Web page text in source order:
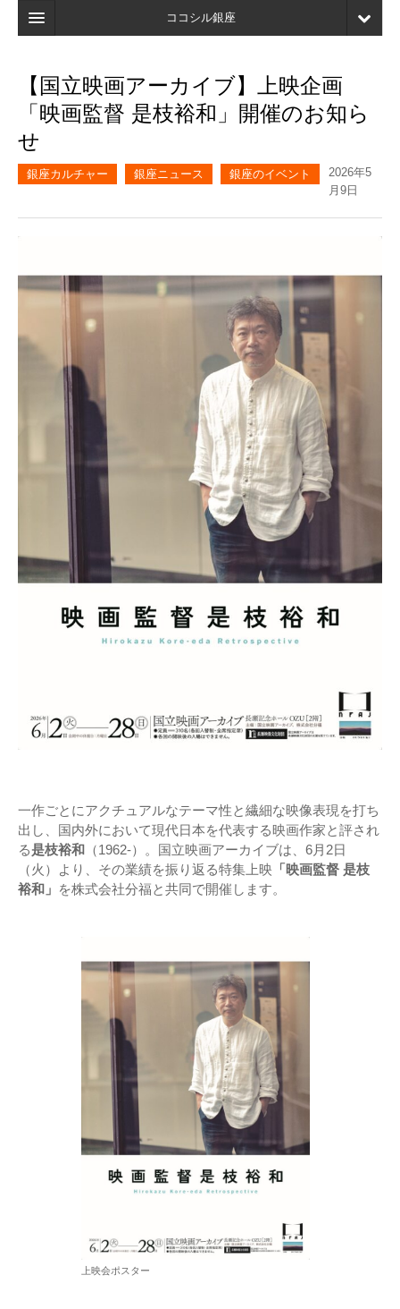
ココシル銀座
検索
店舗・施設最新情報
口コミ
【国立映画アーカイブ】上映企画
「映画監督 是枝裕和」開催のお知ら
せ
銀座カルチャー 銀座ニュース 銀座のイベント
2026年5
月9日
一作ごとにアクチュアルなテーマ性と繊細な映像表現を打ち
出し、国内外において現代日本を代表する映画作家と評され
る是枝裕和 （1962-）。国立映画アーカイブは、6月2日
（火）より、その業績を振り返る特集上映 「映画監督 是枝
裕和」 を株式会社分福と共同で開催します。
上映会ポスター